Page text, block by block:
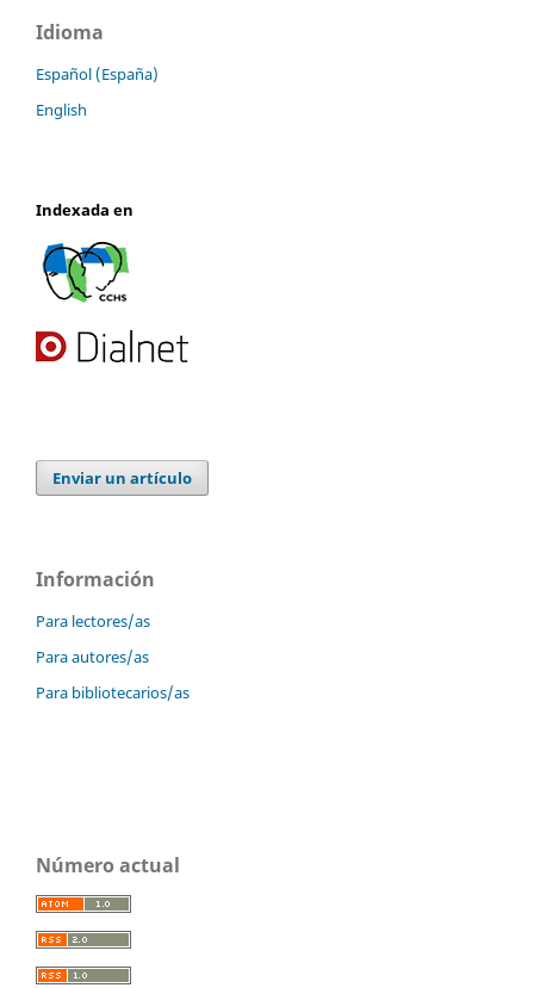
Idioma
Español (España)
English
Indexada en
Enviar un artículo
Información
Para lectores/as
Para autores/as
Para bibliotecarios/as
Número actual